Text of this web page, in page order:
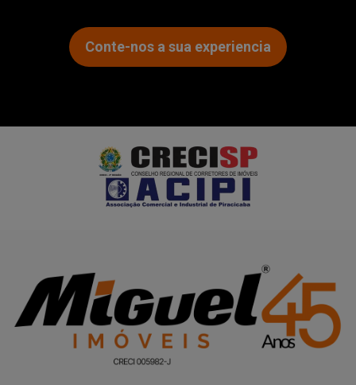
Conte-nos a sua experiencia